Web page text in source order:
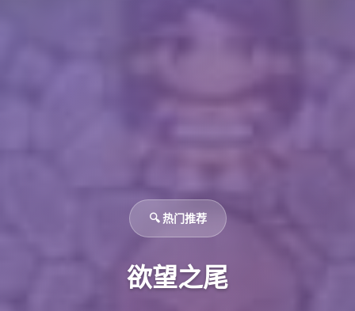
🔍 热门推荐
欲望之尾